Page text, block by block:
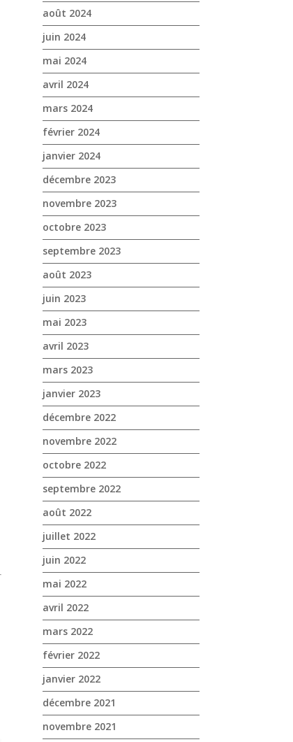
août 2024
juin 2024
mai 2024
avril 2024
mars 2024
février 2024
janvier 2024
décembre 2023
novembre 2023
octobre 2023
septembre 2023
août 2023
juin 2023
mai 2023
avril 2023
mars 2023
janvier 2023
décembre 2022
novembre 2022
octobre 2022
septembre 2022
août 2022
juillet 2022
juin 2022
mai 2022
avril 2022
mars 2022
février 2022
janvier 2022
décembre 2021
novembre 2021